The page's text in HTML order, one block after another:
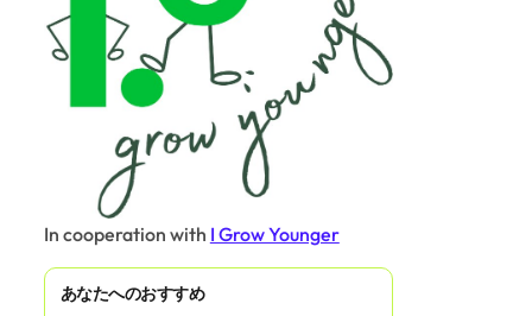
In cooperation with I Grow Younger
あなたへのおすすめ